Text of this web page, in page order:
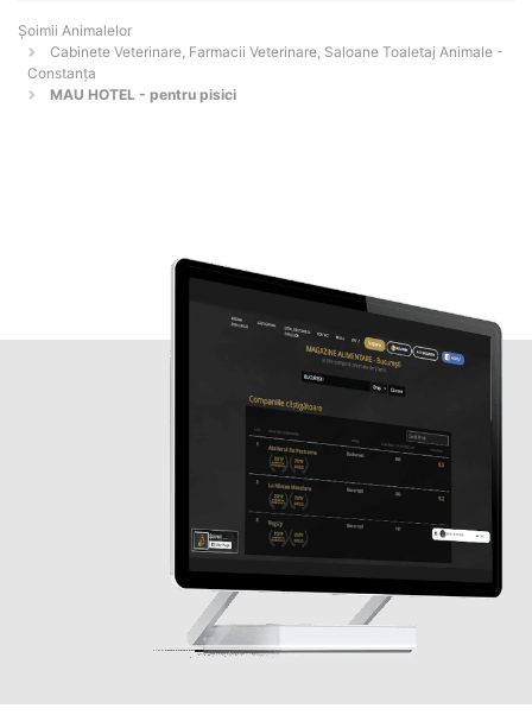
Şoimii Animalelor
Cabinete Veterinare, Farmacii Veterinare, Saloane Toaletaj Animale -
Constanţa
MAU HOTEL - pentru pisici